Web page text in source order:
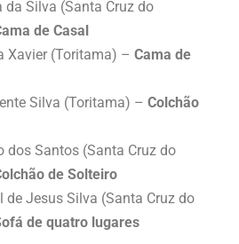
da Silva (Santa Cruz do
de Casal
Xavier (Toritama) – Cama de
Silva (Toritama) – Colchão
dos Santos (Santa Cruz do
de Solteiro
de Jesus Silva (Santa Cruz do
de quatro lugares